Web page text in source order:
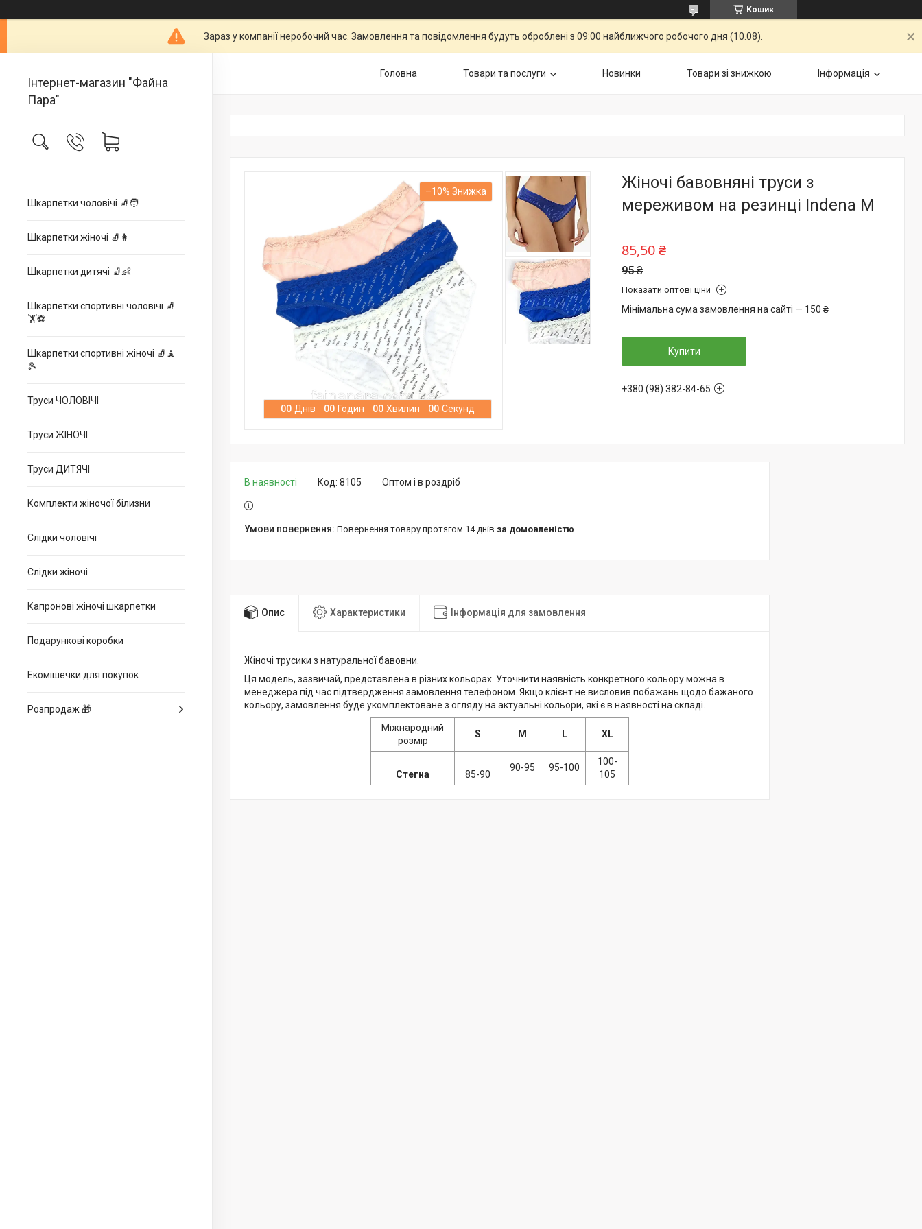
Кошик
Зараз у компанії неробочий час. Замовлення та повідомлення будуть оброблені з 09:00 найближчого робочого дня (10.08).
Інтернет-магазин "Файна
Пара"
Шкарпетки чоловічі 🧦🧑
Шкарпетки жіночі 🧦👩
Шкарпетки дитячі 🧦👶
Шкарпетки спортивні чоловічі 🧦
🏋⚽
Шкарпетки спортивні жіночі 🧦🧘
🎾
Труси ЧОЛОВІЧІ
Труси ЖІНОЧІ
Труси ДИТЯЧІ
Комплекти жіночої білизни
Слідки чоловічі
Слідки жіночі
Капронові жіночі шкарпетки
Подарункові коробки
Екомішечки для покупок
Розпродаж 🎁
Головна Товари та послуги Новинки Товари зі знижкою Інформація
–10%
00 Днів 00 Годин 00 Хвилин 00 Секунд
Жіночі бавовняні труси з
мереживом на резинці Indena M
95 ₴
85,50 ₴
Показати оптові ціни
Мінімальна сума замовлення на сайті — 150 ₴
Купити
+380 (98) 382-84-65
В наявності Оптом і в роздріб
Код: 8105
повернення товару протягом 14 днів за домовленістю
Опис Характеристики Інформація для замовлення
Жіночі трусики з натуральної бавовни.
Ця модель, зазвичай, представлена в різних кольорах. Уточнити наявність конкретного кольору можна в
менеджера під час підтвердження замовлення телефоном. Якщо клієнт не висловив побажань щодо бажаного
кольору, замовлення буде укомплектоване з огляду на актуальні кольори, які є в наявності на складі.
Міжнародний
розмір
S M L XL
Стегна 85-90
90-95 95-100
100-
105